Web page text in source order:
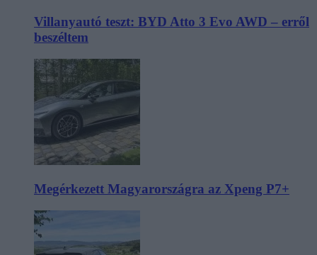
Villanyautó teszt: BYD Atto 3 Evo AWD – erről
beszéltem
Megérkezett Magyarországra az Xpeng P7+